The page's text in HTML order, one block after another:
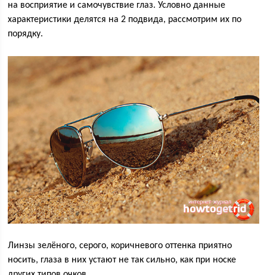
на восприятие и самочувствие глаз. Условно данные
характеристики делятся на 2 подвида, рассмотрим их по
порядку.
Линзы зелёного, серого, коричневого оттенка приятно
носить, глаза в них устают не так сильно, как при носке